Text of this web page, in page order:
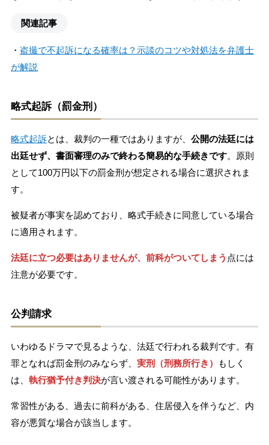
関連記事
・ 盗撮で不起訴になる確率は？示談のコツや対処法を弁護士
が解説
略式起訴（罰金刑）
略式起訴とは、裁判の一種ではありますが、 公開の法廷には
出廷せず、書面審理のみで終わる簡易的な手続きです。原則
として100万円以下の罰金刑が想定される場合に選択されま
す。
被疑者が事実を認めており、略式手続きに同意している場合
に適用されます。
法廷に立つ必要はありませんが、前科がついてしまう 点には
注意が必要です。
公判請求
いわゆるドラマで見るような、法廷で行われる裁判です。有
罪となれば罰金刑のみならず、 実刑（刑務所行き）
もしく
は、 執行猶予付き判決が言い渡される可能性があります。
常習性がある、過去に前科がある、住居侵入を伴うなど、内
容が悪質な場合が該当します。